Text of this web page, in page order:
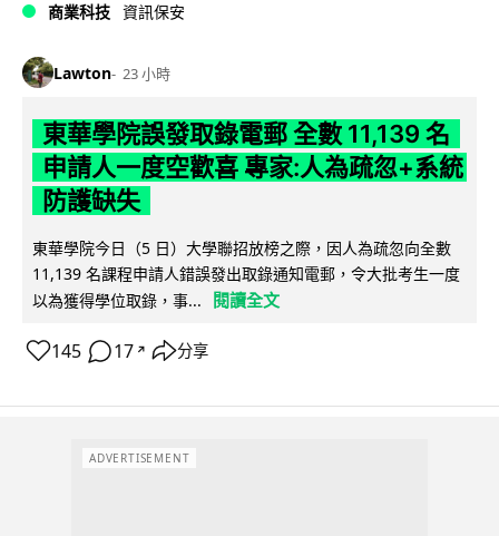
商業科技 資訊保安
Lawton 23 小時
東華學院誤發取錄電郵 全數 11,139 名
申請人一度空歡喜 專家:人為疏忽+系統
防護缺失
東華學院今日（5 日）大學聯招放榜之際，因人為疏忽向全數
11,139 名課程申請人錯誤發出取錄通知電郵，令大批考生一度
以為獲得學位取錄，事...
閱讀全文
145 17 ↗ 分享
ADVERTISEMENT